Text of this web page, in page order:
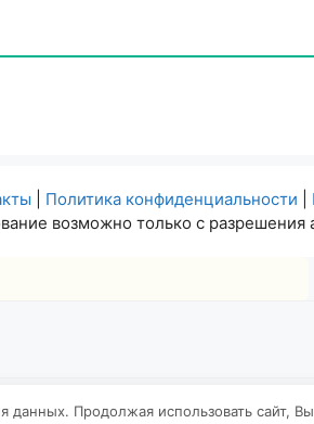
Политика конфиденциальности
возможно только с разрешения
данных. Продолжая использовать сайт,